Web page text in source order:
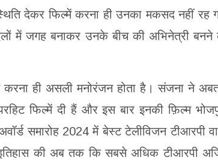
देकर फिल्में करना ही उनका मकसद नहीं रह
में जगह बनाकर उनके बीच की अभिनेत्री बनने
ही असली मनोरंजन होता है। संजना ने
फिल्में दी हैं और इस बार इनकी फ़िल्म
समारोह 2024 में बेस्ट टेलीविजन टीआरपी
की अब तक कि सबसे अधिक टीआरपी